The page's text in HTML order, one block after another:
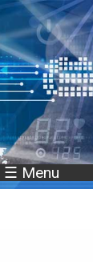
☰ Menu